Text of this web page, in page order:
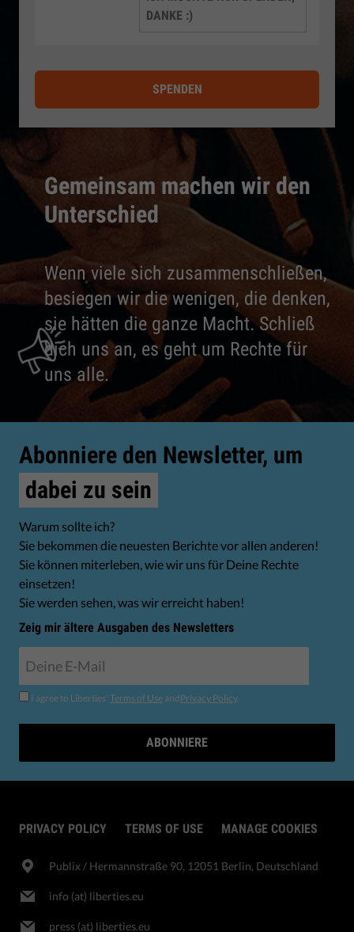
Gemeinsam machen wir den
Unterschied
Wenn viele sich zusammenschließen,
besiegen wir die wenigen, die denken,
sie hätten die ganze Macht. Schließ
dich uns an, es geht um Rechte für
uns alle.
DANKE :)
SPENDEN
Abonniere den Newsletter, um
dabei zu sein
Warum sollte ich?
Sie bekommen die neuesten Berichte vor allen anderen!
Sie können miterleben, wie wir uns für Deine Rechte
einsetzen!
Sie werden sehen, was wir erreicht haben!
Zeig mir ältere Ausgaben des Newsletters
I agree to Liberties' Terms of Use andPrivacy Policy.
ABONNIERE
PRIVACY POLICY TERMS OF USE MANAGE COOKIES
Publix​ / Hermannstraße 90, 12051 Berlin, Deutschland
info (at) liberties.eu
press (at) liberties.eu